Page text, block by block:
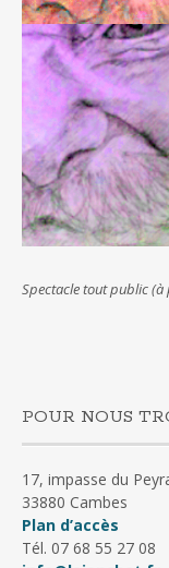
Spectacle tout public
POUR NOUS
17, impasse du
33880 Cambes
Plan d’accès
Tél. 07 68 55 27 08